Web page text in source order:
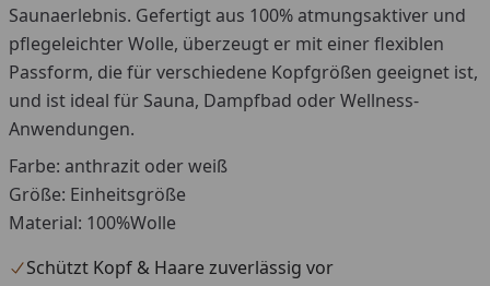
Saunaerlebnis. Gefertigt aus 100% atmungsaktiver und
pflegeleichter Wolle, überzeugt er mit einer flexiblen
Passform, die für verschiedene Kopfgrößen geeignet ist,
und ist ideal für Sauna, Dampfbad oder Wellness-
Anwendungen.
Farbe: anthrazit oder weiß
Größe: Einheitsgröße
Material: 100%Wolle
Schützt Kopf & Haare zuverlässig vor